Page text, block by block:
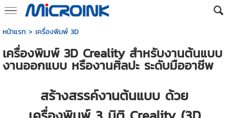
หน้าแรก > เครื่องพิมพ์ 3D
เครื่องพิมพ์ 3D Creality สำหรับงานต้นแบบ
งานออกแบบ หรืองานศิลปะ ระดับมืออาชีพ
สร้างสรรค์งานต้นแบบ ด้วย